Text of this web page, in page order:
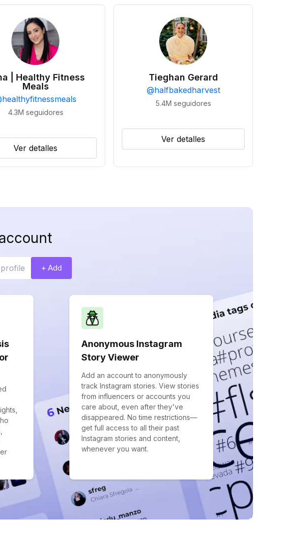
| Healthy Fitness
Meals
healthyfitnessmeals
4.3M seguidores
Ver detalles
Tieghan Gerard
@halfbakedharvest
5.4M seguidores
Ver detalles
+ Add
Anonymous Instagram
Story Viewer
Add an account to anonymously
track Instagram stories. View stories
from influencers or accounts you
care about, even after they've
disappeared. No time restrictions—
get full access to all their past
Instagram stories and content,
whenever you want.